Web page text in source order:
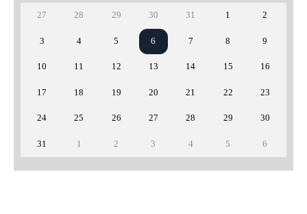
27 28 29 30 31 1 2
3 4 5 6 7 8 9
10 11 12 13 14 15 16
17 18 19 20 21 22 23
24 25 26 27 28 29 30
31 1 2 3 4 5 6